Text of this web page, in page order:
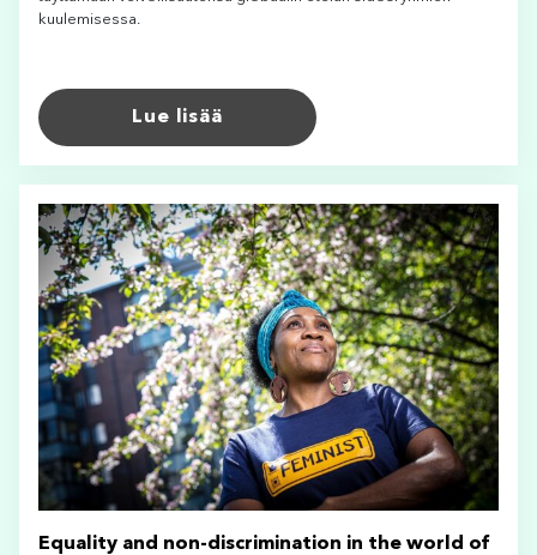
kuulemisessa.
Lue lisää
Equality and non-discrimination in the world of